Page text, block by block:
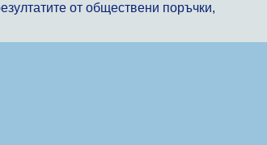
от обществени поръчки,